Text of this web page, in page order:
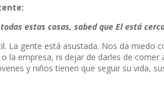
estas cosas, sabed que El está
La gente está asustada. Nos da miedo
la empresa, ni dejar de darles de
y niños tienen que seguir su vida,